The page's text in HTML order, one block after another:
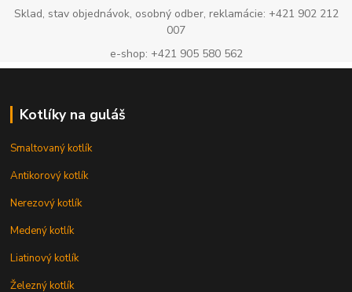
Sklad, stav objednávok, osobný odber, reklamácie: +421 902 212
007
e-shop: +421 905 580 562
Kotlíky na guláš
Smaltovaný kotlík
Antikorový kotlík
Nerezový kotlík
Medený kotlík
Liatinový kotlík
Železný kotlík